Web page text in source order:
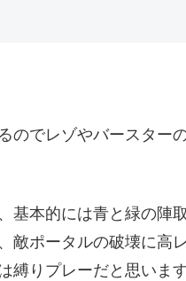
のでレゾやバースター
基本的には青と緑の陣
敵ポータルの破壊に高
りプレーだと思います